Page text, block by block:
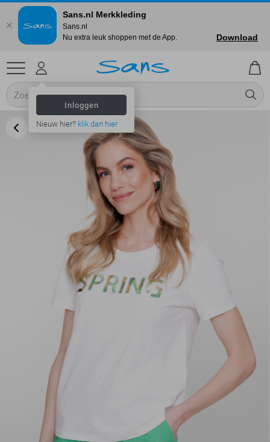
Inloggen
Nieuw hier? klik dan hier
Sans.nl Merkkleding
Sans.nl
Nu extra leuk shoppen met de App.
Download